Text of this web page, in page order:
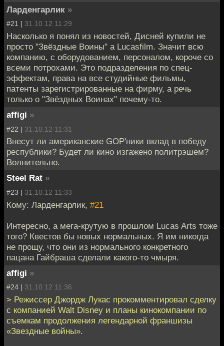
Ларденгарлик »
#21 | 31.10.12 11:29
Насколько я понял из новостей, Дисней купили не
просто "Звёздные Воины" а Lucasfilm. Значит всю
компанию, с оборудованием, персоналом, короче со
всеми потрохами. Это подразделения по спец-
эффектам, права на все студийные фильмы,
патенты зарегистрированные на фирму, а речь
только о "Звёздных Воинах" почему-то.
affigi »
#22 | 31.10.12 11:31
Внесут ли американские GOP'ники вклад в победу
республики? Будет ли кино изгажено политрэшем?
Волнительно.
Steel Rat »
#23 | 31.10.12 11:33
Кому: Ларденгарлик, #21
Интересно, а мега-крутую в прошлом Lucas Arts тоже
того? Квестов бы новых нормальных. Я им никогда
не прощу, что они из нормального конкретного
пацана Гайбраша сделали какого-то чмыря.
affigi »
#24 | 31.10.12 11:36
> Режиссер Джордж Лукас прокомментировал сделку
с компанией Walt Disney и планы кинокомпании по
съемкам продолжения легендарной франшизы
«Звездные войны».